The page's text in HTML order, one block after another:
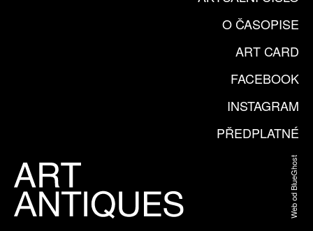
O ČASOPISE
ART CARD
FACEBOOK
INSTAGRAM
PŘEDPLATNÉ
Web od BlueGhost